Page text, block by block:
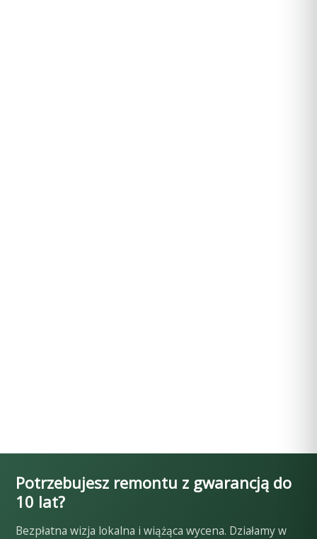
Potrzebujesz remontu z gwarancją do
10 lat?
Bezpłatna wizja lokalna i wiążąca wycena. Działamy w